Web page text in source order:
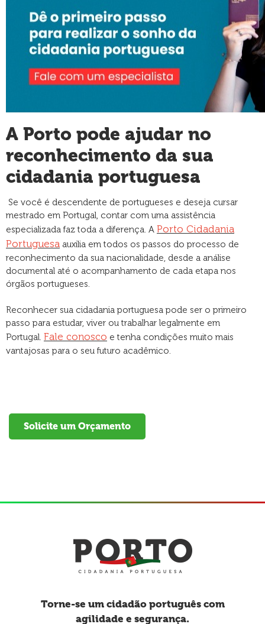
A Porto pode ajudar no
reconhecimento da sua
cidadania portuguesa
Se você é descendente de portugueses e deseja cursar
mestrado em Portugal, contar com uma assistência
especializada faz toda a diferença. A Porto Cidadania
Portuguesa auxilia em todos os passos do processo de
reconhecimento da sua nacionalidade, desde a análise
documental até o acompanhamento de cada etapa nos
órgãos portugueses.
Reconhecer sua cidadania portuguesa pode ser o primeiro
passo para estudar, viver ou trabalhar legalmente em
Portugal. Fale conosco e tenha condições muito mais
vantajosas para o seu futuro acadêmico.
Solicite um Orçamento
Torne-se um cidadão português com
agilidade e segurança.